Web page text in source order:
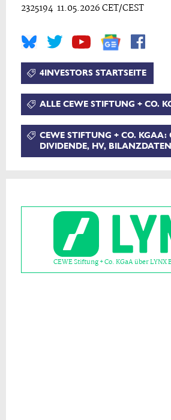
2325194 11.05.2026 CET/CEST
4INVESTORS STARTSEITE
ALLE CEWE STIFTUNG + CO.
CEWE STIFTUNG + CO. KGAA:
DIVIDENDE, HV,
CEWE Stiftung + Co. KGaA über